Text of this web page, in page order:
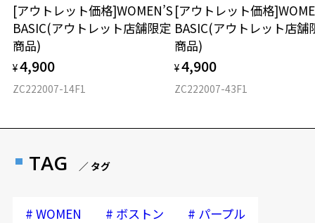
[アウトレット価格]WOMEN’S
BASIC(アウトレット店舗限定
商品)
¥4,900
ZC222007-14F1
[アウトレット価格
BASIC(アウトレット店舗
商品)
¥4,900
ZC222007-43F1
TAG ／ タグ
# WOMEN # ボストン # パープル